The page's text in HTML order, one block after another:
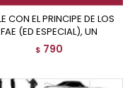
FAE (ED ESPECIAL), UN
$ 790